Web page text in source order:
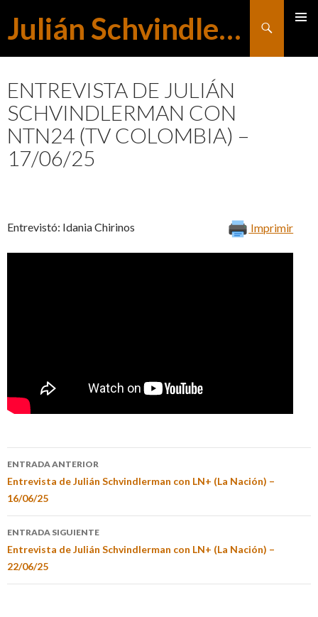
Julián Schvindlerman
Buscar
AL
CONTENIDO
ENTREVISTA DE JULIÁN
SCHVINDLERMAN CON
NTN24 (TV COLOMBIA) –
17/06/25
Imprimir
Entrevistó: Idania Chirinos
ENTRADA ANTERIOR
Entrevista de Julián Schvindlerman con LN+ (La Nación) –
16/06/25
ENTRADA SIGUIENTE
Entrevista de Julián Schvindlerman con LN+ (La Nación) –
22/06/25